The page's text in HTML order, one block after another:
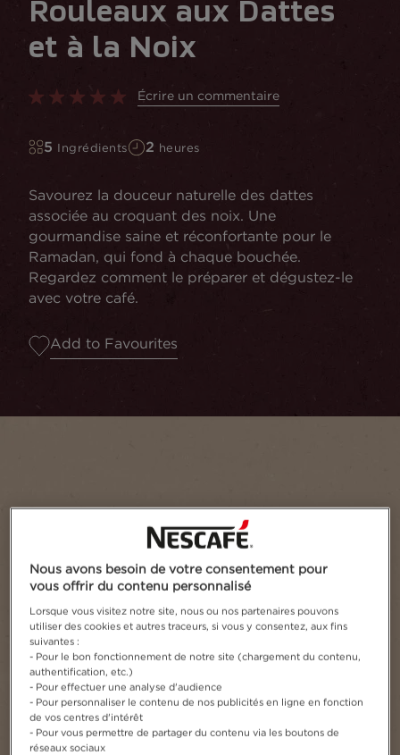
Rouleaux aux Dattes
et à la Noix
Écrire un commentaire
5 Ingrédients 2 heures
Savourez la douceur naturelle des dattes
associée au croquant des noix. Une
gourmandise saine et réconfortante pour le
Ramadan, qui fond à chaque bouchée.
Regardez comment le préparer et dégustez-le
avec votre café.
Add to Favourites
Portions1
Nous avons besoin de votre consentement pour
vous offrir du contenu personnalisé
Lorsque vous visitez notre site, nous ou nos partenaires pouvons
utiliser des cookies et autres traceurs, si vous y consentez, aux fins
suivantes :
- Pour le bon fonctionnement de notre site (chargement du contenu,
authentification, etc.)
- Pour effectuer une analyse d'audience
- Pour personnaliser le contenu de nos publicités en ligne en fonction
de vos centres d'intérêt
- Pour vous permettre de partager du contenu via les boutons de
réseaux sociaux